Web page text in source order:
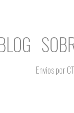
Envios por